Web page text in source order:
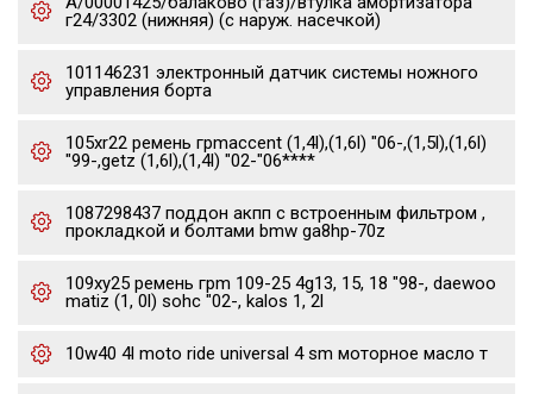
г24/3302 (нижняя) (с наруж. насечкой)
101146231 электронный датчик системы ножного
управления борта
105xr22 ремень грmaccent (1,4l),(1,6l) "06-,(1,5l),(1,6l)
"99-,getz (1,6l),(1,4l) "02-"06****
1087298437 поддон акпп с встроенным фильтром ,
прокладкой и болтами bmw ga8hp-70z
109xy25 ремень грm 109-25 4g13, 15, 18 "98-, daewoo
matiz (1, 0l) sohc "02-, kalos 1, 2l
10w40 4l moto ride universal 4 sm моторное масло т